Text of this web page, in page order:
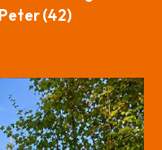
(42)